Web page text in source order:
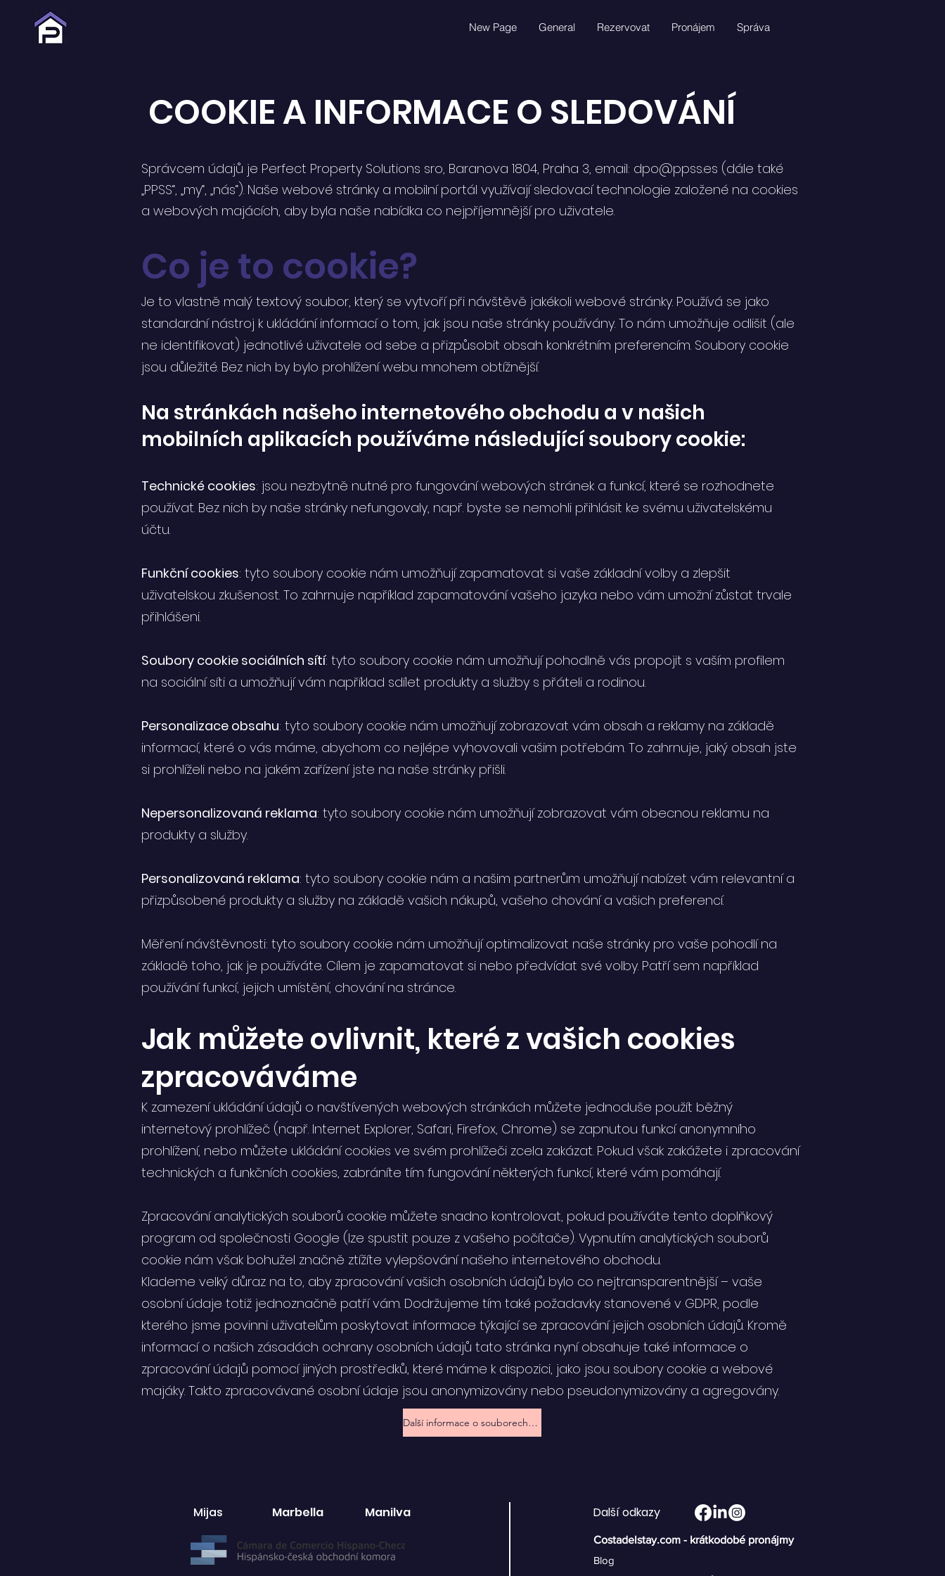
New Page General Rezervovat Pronájem Správa
COOKIE A INFORMACE O SLEDOVÁNÍ
Správcem údajů je Perfect Property Solutions sro, Baranova 1804, Praha 3, email: dpo@ppss.es (dále také
„PPSS“, „my“, „nás“). Naše webové stránky a mobilní portál využívají sledovací technologie založené na cookies
a webových majácích, aby byla naše nabídka co nejpříjemnější pro uživatele.
Co je to cookie?
Je to vlastně malý textový soubor, který se vytvoří při návštěvě jakékoli webové stránky. Používá se jako
standardní nástroj k ukládání informací o tom, jak jsou naše stránky používány. To nám umožňuje odlišit (ale
ne identifikovat) jednotlivé uživatele od sebe a přizpůsobit obsah konkrétním preferencím. Soubory cookie
jsou důležité. Bez nich by bylo prohlížení webu mnohem obtížnější.
Na stránkách našeho internetového obchodu a v našich
mobilních aplikacích používáme následující soubory cookie:
Technické cookies: jsou nezbytně nutné pro fungování webových stránek a funkcí, které se rozhodnete
používat. Bez nich by naše stránky nefungovaly, např. byste se nemohli přihlásit ke svému uživatelskému
účtu.
Funkční cookies: tyto soubory cookie nám umožňují zapamatovat si vaše základní volby a zlepšit
uživatelskou zkušenost. To zahrnuje například zapamatování vašeho jazyka nebo vám umožní zůstat trvale
přihlášeni.
Soubory cookie sociálních sítí: tyto soubory cookie nám umožňují pohodlně vás propojit s vaším profilem
na sociální síti a umožňují vám například sdílet produkty a služby s přáteli a rodinou.
Personalizace obsahu: tyto soubory cookie nám umožňují zobrazovat vám obsah a reklamy na základě
informací, které o vás máme, abychom co nejlépe vyhovovali vašim potřebám. To zahrnuje, jaký obsah jste
si prohlíželi nebo na jakém zařízení jste na naše stránky přišli.
Nepersonalizovaná reklama: tyto soubory cookie nám umožňují zobrazovat vám obecnou reklamu na
produkty a služby.
Personalizovaná reklama: tyto soubory cookie nám a našim partnerům umožňují nabízet vám relevantní a
přizpůsobené produkty a služby na základě vašich nákupů, vašeho chování a vašich preferencí.
Měření návštěvnosti: tyto soubory cookie nám umožňují optimalizovat naše stránky pro vaše pohodlí na
základě toho, jak je používáte. Cílem je zapamatovat si nebo předvídat své volby. Patří sem například
používání funkcí, jejich umístění, chování na stránce.
Jak můžete ovlivnit, které z vašich cookies
zpracováváme
K zamezení ukládání údajů o navštívených webových stránkách můžete jednoduše použít běžný
internetový prohlížeč (např. Internet Explorer, Safari, Firefox, Chrome) se zapnutou funkcí anonymního
prohlížení, nebo můžete ukládání cookies ve svém prohlížeči zcela zakázat. Pokud však zakážete i zpracování
technických a funkčních cookies, zabráníte tím fungování některých funkcí, které vám pomáhají.
Zpracování analytických souborů cookie můžete snadno kontrolovat, pokud používáte tento doplňkový
program od společnosti Google (lze spustit pouze z vašeho počítače). Vypnutím analytických souborů
cookie nám však bohužel značně ztížíte vylepšování našeho internetového obchodu.
Klademe velký důraz na to, aby zpracování vašich osobních údajů bylo co nejtransparentnější – vaše
osobní údaje totiž jednoznačně patří vám. Dodržujeme tím také požadavky stanovené v GDPR, podle
kterého jsme povinni uživatelům poskytovat informace týkající se zpracování jejich osobních údajů. Kromě
informací o našich zásadách ochrany osobních údajů tato stránka nyní obsahuje také informace o
zpracování údajů pomocí jiných prostředků, které máme k dispozici, jako jsou soubory cookie a webové
majáky. Takto zpracovávané osobní údaje jsou anonymizovány nebo pseudonymizovány a agregovány.
Další informace o souborech cookie
Mijas Marbella Manilva Další odkazy
Costadelstay.com - krátkodobé pronájmy
Blog